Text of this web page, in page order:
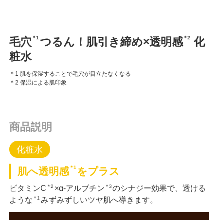
毛穴 ＊1 つるん！肌引き締め×透明感＊2
化
粧水
＊1 肌を保湿することで毛穴が目立たなくなる
＊2 保湿による肌印象
商品説明
化粧水
肌へ透明感＊1 をプラス
ビタミンC ＊2 ×α-アルブチン ＊3のシナジー効果で、透ける
ような ＊1 みずみずしいツヤ肌へ導きます。